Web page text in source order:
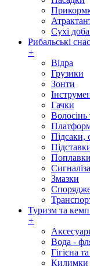
Сухі
Рибальські
+
Відра
Грузики
Зонти
Гачки
Підсаки,
Поплавки
Змазки
Туризм та
+
Вода -
Гігієна
Килимки